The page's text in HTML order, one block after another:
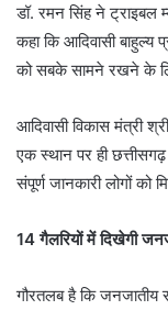
डॉ. रमन सिंह ने ट्राइबल
कहा कि आदिवासी
को सबके सामने रखने के
आदिवासी विकास मंत्री
एक स्थान पर ही
संपूर्ण जानकारी लोगों को
14 गैलरियों में दिखेगी
गौरतलब है कि